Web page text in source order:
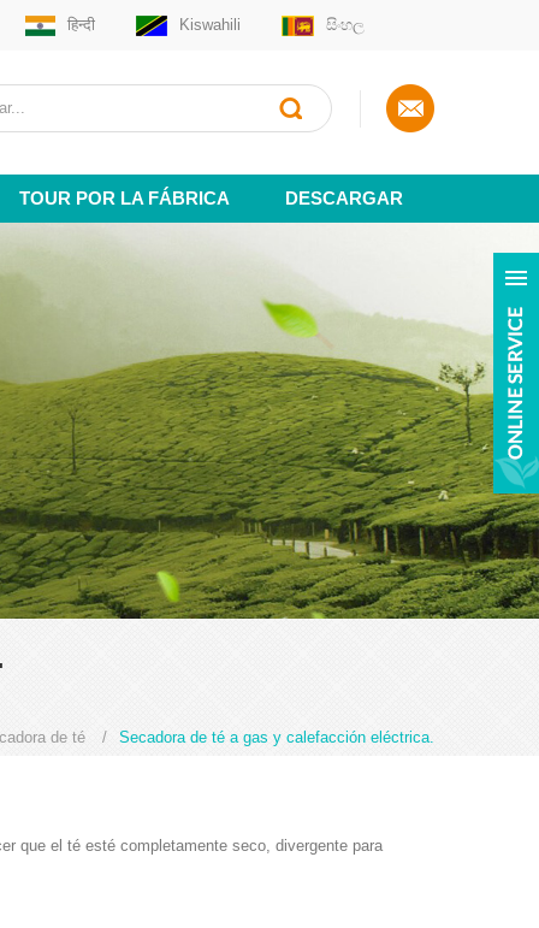
हिन्दी Kiswahili සිංහල
TOUR POR LA FÁBRICA DESCARGAR
de té / Secadora de té a gas y calefacción eléctrica.
que el té esté completamente seco, divergente para